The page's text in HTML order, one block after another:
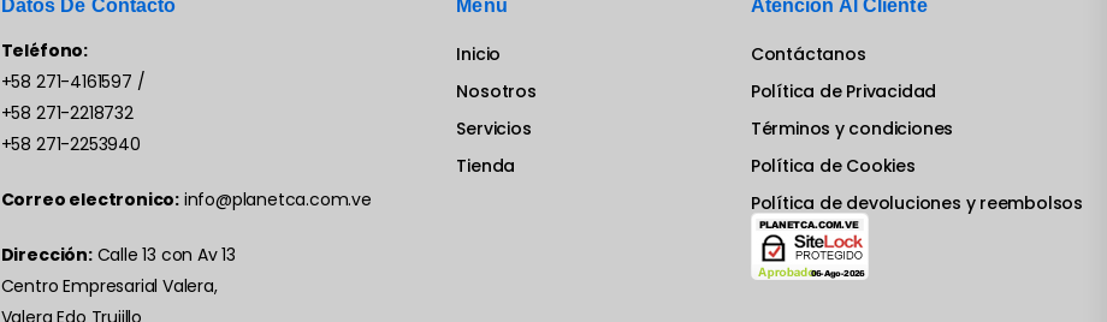
Datos De Contácto
Teléfono:
+58 271-4161597 /
+58 271-2218732
+58 271-2253940
Correo electronico: info@planetca.com.ve
Dirección:Calle 13 con Av 13
Centro Empresarial Valera,
Valera Edo Trujillo
Menu
Inicio
Nosotros
Servicios
Tienda
Atención Al Cliente
Contáctanos
Política de Privacidad
Términos y condiciones
Política de Cookies
Política de devoluciones y reembolsos